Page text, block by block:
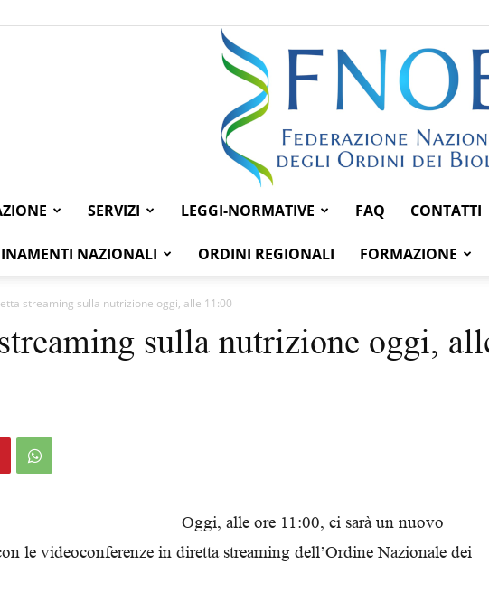
Federazione
Nazionale
SERVIZI LEGGI-NORMATIVE FAQ CONTATTI
NAZIONALI ORDINI REGIONALI FORMAZIONE
streaming sulla nutrizione oggi, alle 11:00
sulla nutrizione oggi,
Oggi, alle ore 11:00, ci sarà un nuovo
le videoconferenze in diretta streaming dell’Ordine Nazionale dei